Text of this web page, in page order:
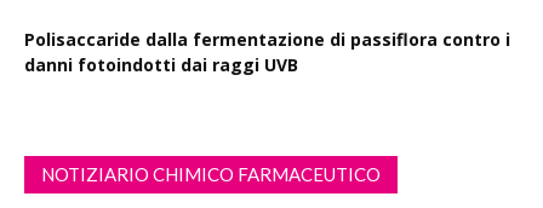
Polisaccaride dalla fermentazione di passiflora contro i
danni fotoindotti dai raggi UVB
NOTIZIARIO CHIMICO FARMACEUTICO